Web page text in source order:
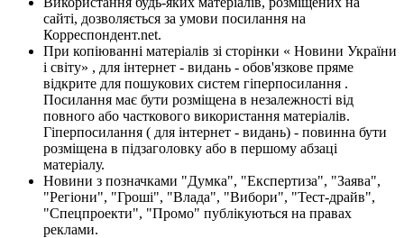
сайті, дозволяється за умови посилання на
Корреспондент.net.
При копіюванні матеріалів зі сторінки « Новини України
і світу» , для інтернет - видань - обов'язкове пряме
відкрите для пошукових систем гіперпосилання .
Посилання має бути розміщена в незалежності від
повного або часткового використання матеріалів.
Гіперпосилання ( для інтернет - видань) - повинна бути
розміщена в підзаголовку або в першому абзаці
матеріалу.
Новини з позначками "Думка", "Експертиза", "Заява",
"Регіони", "Гроші", "Влада", "Вибори", "Тест-драйв",
"Спецпроекти", "Промо" публікуються на правах
реклами.